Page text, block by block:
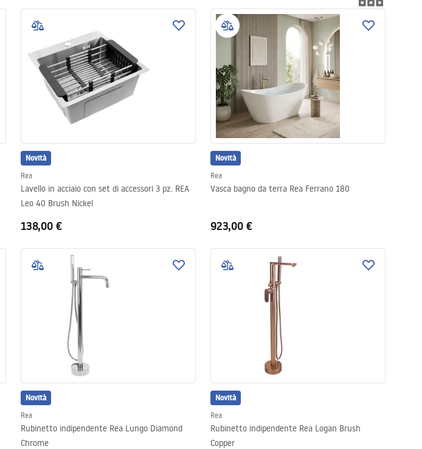
Novità
Rea
Lavello in acciaio con set di accessori 3 pz. REA
Leo 40 Brush Nickel
138,00 €
Novità
Rea
Vasca bagno da terra Rea Ferrano 180
923,00 €
Novità
Rea
Rubinetto indipendente Rea Lungo Diamond
Chrome
Novità
Rea
Rubinetto indipendente Rea Logan Brush
Copper